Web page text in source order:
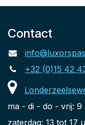
Contact
+32 (0)15 42
ma - di - do - vrij: 9
zaterdag: 13 tot 17